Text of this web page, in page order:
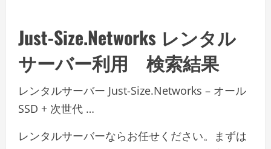
Just-Size.Networks レンタル
サーバー利用 検索結果
レンタルサーバー Just-Size.Networks – オール
SSD + 次世代 …
レンタルサーバーならお任せください。まずは